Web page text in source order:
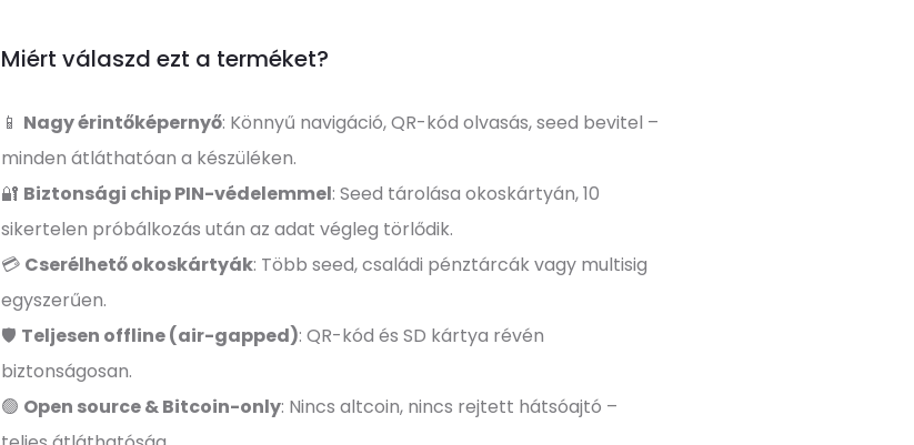
Miért válaszd ezt a terméket?
📱 Nagy érintőképernyő: Könnyű navigáció, QR-kód olvasás, seed bevitel –
minden átláthatóan a készüléken.
🔐 Biztonsági chip PIN-védelemmel: Seed tárolása okoskártyán, 10
sikertelen próbálkozás után az adat végleg törlődik.
💳 Cserélhető okoskártyák: Több seed, családi pénztárcák vagy multisig
egyszerűen.
🛡️ Teljesen offline (air-gapped): QR-kód és SD kártya révén
biztonságosan.
🟢 Open source & Bitcoin-only: Nincs altcoin, nincs rejtett hátsóajtó –